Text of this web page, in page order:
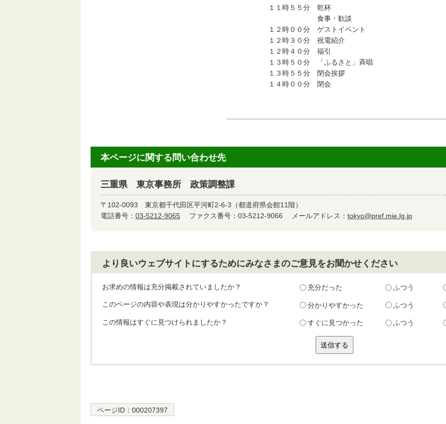
１１時５５分 乾杯
食事・歓談
１２時００分 ゲストイベント
１２時３０分 祝電紹介
１２時４０分 福引
１３時５０分 「ふるさと」斉唱
１３時５５分 閉会挨拶
１４時００分 閉会
本ページに関する問い合わせ先
三重県 東京事務所 政策調整課
〒102-0093 東京都千代田区平河町2-6-3（都道府県会館11階）
電話番号： 03-5212-9065 ファクス番号：03-5212-9066 メールアドレス： tokyo@pref.mie.lg.jp
より良いウェブサイトにするためにみなさまのご意見をお聞かせください
お求めの情報は充分掲載されていましたか？ 充分だった ふつう
このページの内容や表現は分かりやすかったですか？ 分かりやすかった ふつう
この情報はすぐに見つけられましたか？ すぐに見つかった ふつう
ページID： 000207397